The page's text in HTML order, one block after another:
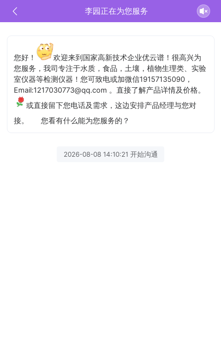
李园正在为您服务
您好！
欢迎来到国家高新技术企业优云谱！很高兴为
您服务，我司专注于水质，食品，土壤，植物生理类、实验
室仪器等检测仪器！您可致电或加微信19157135090，
Email:1217030773@qq.com 。直接了解产品详情及价格。
或直接留下您电话及需求，这边安排产品经理与您对
接。
您看有什么能为您服务的？
2026-08-08 14:10:21 开始沟通